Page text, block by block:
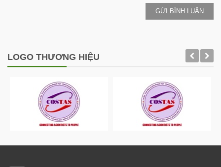
GỬI BÌNH LUẬN
LOGO THƯƠNG HIỆU